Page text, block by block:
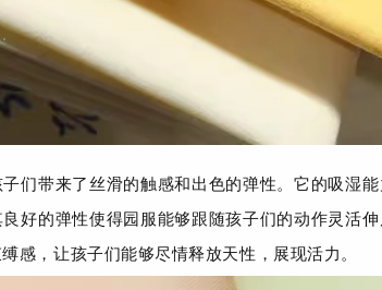
们带来了丝滑的触感和出色的弹性。它的吸湿
好的弹性使得园服能够跟随孩子们的动作灵活
感，让孩子们能够尽情释放天性，展现活力。